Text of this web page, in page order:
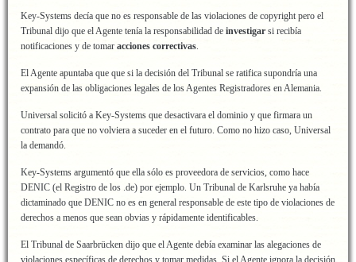
Key-Systems decía que no es responsable de las violaciones de copyright pero el
Tribunal dijo que el Agente tenía la responsabilidad de investigar si recibía
notificaciones y de tomar acciones correctivas.
El Agente apuntaba que que si la decisión del Tribunal se ratifica supondría una
expansión de las obligaciones legales de los Agentes Registradores en Alemania.
Universal solicitó a Key-Systems que desactivara el dominio y que firmara un
contrato para que no volviera a suceder en el futuro. Como no hizo caso, Universal
la demandó.
Key-Systems argumentó que ella sólo es proveedora de servicios, como hace
DENIC (el Registro de los .de) por ejemplo. Un Tribunal de Karlsruhe ya había
dictaminado que DENIC no es en general responsable de este tipo de violaciones de
derechos a menos que sean obvias y rápidamente identificables.
El Tribunal de Saarbrücken dijo que el Agente debía examinar las alegaciones de
violaciones específicas de derechos y tomar medidas. Si el Agente ignora la decisión